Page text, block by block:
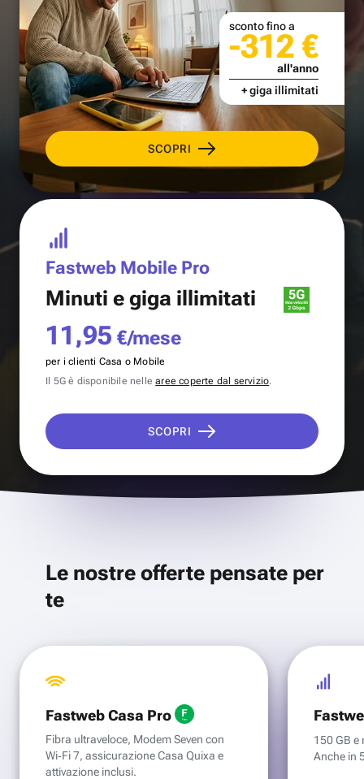
SCOPRI
sconto fino a
-312 €
all'anno
+ giga illimitati
Fastweb Mobile Pro
Minuti e giga illimitati
11,95 €/mese
per i clienti Casa o Mobile
Il 5G è disponibile nellearee coperte dal servizio.
SCOPRI
Le nostre offerte pensate per
te
Fastweb Casa Pro
Fibra ultraveloce, Modem Seven con
Wi‑Fi 7, assicurazione Casa Quixa e
attivazione inclusi.
150 GB e
Anche in